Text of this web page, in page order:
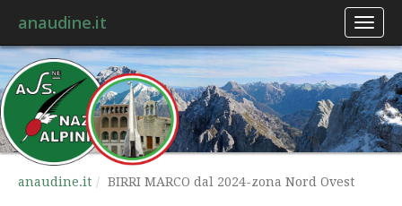
anaudine.it
anaudine.it BIRRI MARCO dal 2024-zona Nord Ovest